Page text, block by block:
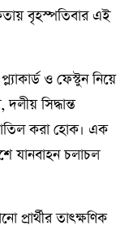
বৃহস্পতিবার এই
ও ফেস্টুন নিয়ে
সিদ্ধান্ত
বাতিল করা হোক। এক
যানবাহন চলাচল
তাৎক্ষণিক